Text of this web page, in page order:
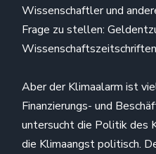
Wissenschaftler und
Frage zu stellen:
Aber der Klimaalarm ist
Finanzierungs- und
untersucht die Politik des
die Klimaangst politisch.